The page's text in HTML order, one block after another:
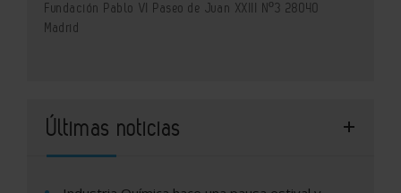
Fundación Pablo VI Paseo de Juan XXIII Nº3 28040
Madrid
Últimas noticias